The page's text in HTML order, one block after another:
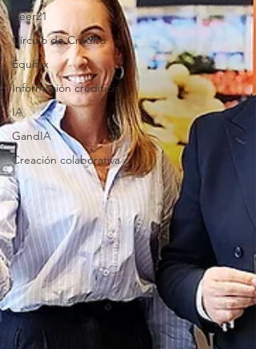
Beer21
Círculo de Crédito
Equifax
Información crediticia
IA
GandIA
Creación colaborativa